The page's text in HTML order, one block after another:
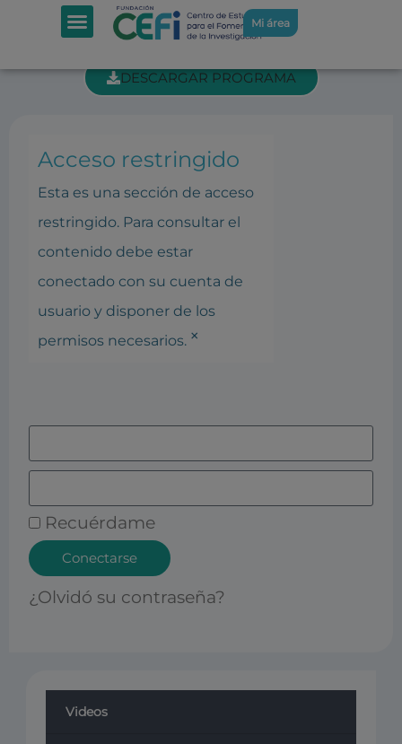
Mi área
SECCIÓN INTRANET: REUNIÓN
DESCARGAR PROGRAMA
Acceso restringido
Esta es una sección de acceso
restringido. Para consultar el
contenido debe estar
conectado con su cuenta de
usuario y disponer de los
permisos necesarios. ×
Recuérdame
Conectarse
¿Olvidó su contraseña?
Videos